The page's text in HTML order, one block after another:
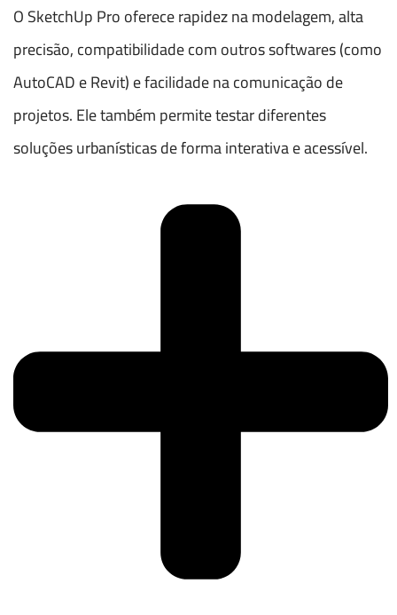
O SketchUp Pro oferece rapidez na modelagem, alta
precisão, compatibilidade com outros softwares (como
AutoCAD e Revit) e facilidade na comunicação de
projetos. Ele também permite testar diferentes
soluções urbanísticas de forma interativa e acessível.